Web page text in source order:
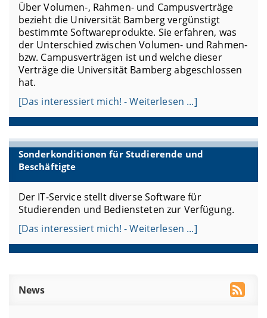
Über Volumen-, Rahmen- und Campusverträge
bezieht die Universität Bamberg vergünstigt
bestimmte Softwareprodukte. Sie erfahren, was
der Unterschied zwischen Volumen- und Rahmen-
bzw. Campusverträgen ist und welche dieser
Verträge die Universität Bamberg abgeschlossen
hat.
[Das interessiert mich! - Weiterlesen ...]
Sonderkonditionen für Studierende und
Beschäftigte
Der IT-Service stellt diverse Software für
Studierenden und Bediensteten zur Verfügung.
[Das interessiert mich! - Weiterlesen ...]
News